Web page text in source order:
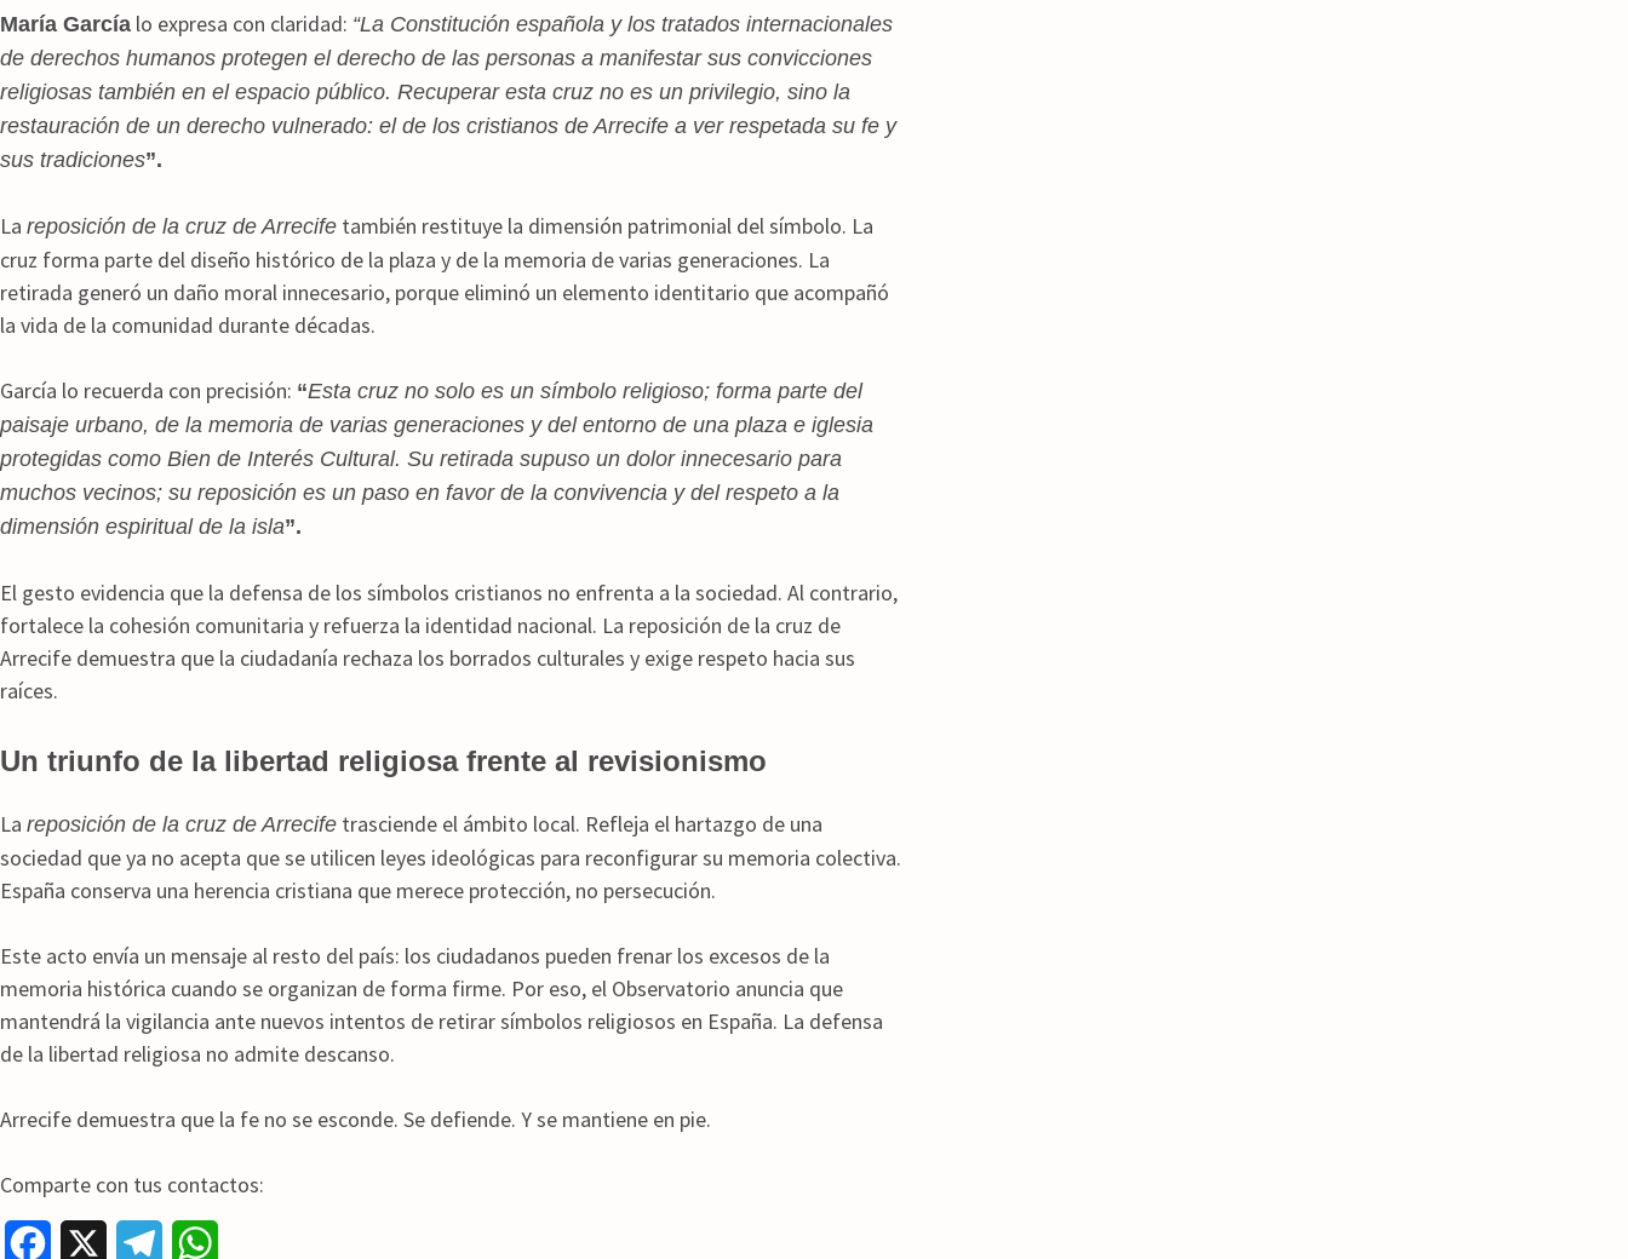
María García lo expresa con claridad: “La Constitución española y los tratados internacionales
de derechos humanos protegen el derecho de las personas a manifestar sus convicciones
religiosas también en el espacio público. Recuperar esta cruz no es un privilegio, sino la
restauración de un derecho vulnerado: el de los cristianos de Arrecife a ver respetada su fe y
sus tradiciones”.
La reposición de la cruz de Arrecife también restituye la dimensión patrimonial del símbolo. La
cruz forma parte del diseño histórico de la plaza y de la memoria de varias generaciones. La
retirada generó un daño moral innecesario, porque eliminó un elemento identitario que acompañó
la vida de la comunidad durante décadas.
García lo recuerda con precisión: “Esta cruz no solo es un símbolo religioso; forma parte del
paisaje urbano, de la memoria de varias generaciones y del entorno de una plaza e iglesia
protegidas como Bien de Interés Cultural. Su retirada supuso un dolor innecesario para
muchos vecinos; su reposición es un paso en favor de la convivencia y del respeto a la
dimensión espiritual de la isla”.
El gesto evidencia que la defensa de los símbolos cristianos no enfrenta a la sociedad. Al contrario,
fortalece la cohesión comunitaria y refuerza la identidad nacional. La reposición de la cruz de
Arrecife demuestra que la ciudadanía rechaza los borrados culturales y exige respeto hacia sus
raíces.
Un triunfo de la libertad religiosa frente al revisionismo
La reposición de la cruz de Arrecife trasciende el ámbito local. Refleja el hartazgo de una
sociedad que ya no acepta que se utilicen leyes ideológicas para reconfigurar su memoria colectiva.
España conserva una herencia cristiana que merece protección, no persecución.
Este acto envía un mensaje al resto del país: los ciudadanos pueden frenar los excesos de la
memoria histórica cuando se organizan de forma firme. Por eso, el Observatorio anuncia que
mantendrá la vigilancia ante nuevos intentos de retirar símbolos religiosos en España. La defensa
de la libertad religiosa no admite descanso.
Arrecife demuestra que la fe no se esconde. Se defiende. Y se mantiene en pie.
Comparte con tus contactos: